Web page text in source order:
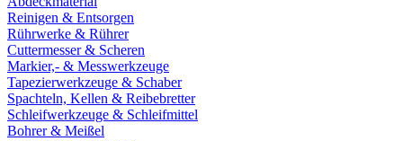
Reinigen & Entsorgen
Rührwerke & Rührer
Cuttermesser & Scheren
Markier,- & Messwerkzeuge
Tapezierwerkzeuge & Schaber
Spachteln, Kellen & Reibebretter
Schleifwerkzeuge & Schleifmittel
Bohrer & Meißel